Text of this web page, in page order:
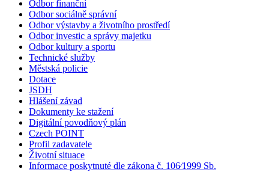
Odbor finanční
Odbor sociálně správní
Odbor výstavby a životního prostředí
Odbor investic a správy majetku
Odbor kultury a sportu
Technické služby
Městská policie
Dotace
JSDH
Hlášení závad
Dokumenty ke stažení
Digitální povodňový plán
Czech POINT
Profil zadavatele
Životní situace
Informace poskytnuté dle zákona č. 106⁄1999 Sb.